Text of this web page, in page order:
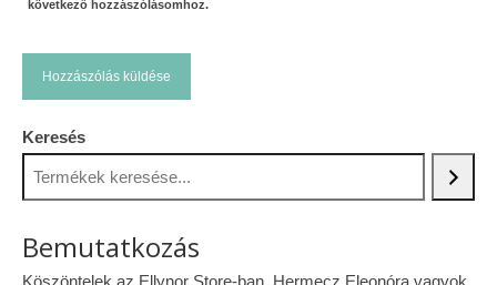
következő hozzászólásomhoz.
Keresés
Bemutatkozás
Köszöntelek az Ellynor Store-ban. Hermecz Eleonóra vagyok.